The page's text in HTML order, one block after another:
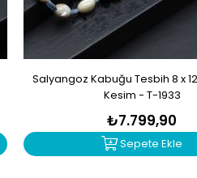
Salyangoz Kabuğu Tesbih 8 x
Kesim - T-1933
₺7.799,90
Sepete Ekle